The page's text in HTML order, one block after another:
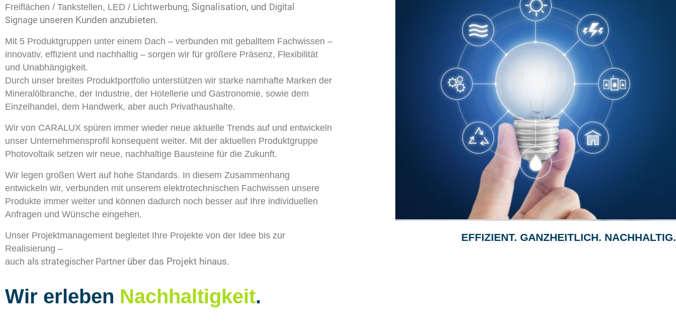
Freiflächen / Tankstellen, LED / Lichtwerbung, Signalisation, und Digital
Signage unseren Kunden anzubieten.
Mit 5 Produktgruppen unter einem Dach – verbunden mit geballtem Fachwissen –
innovativ, effizient und nachhaltig – sorgen wir für größere Präsenz, Flexibilität
und Unabhängigkeit.
Durch unser breites Produktportfolio unterstützen wir starke namhafte Marken der
Mineralölbranche, der Industrie, der Hotellerie und Gastronomie, sowie dem
Einzelhandel, dem Handwerk, aber auch Privathaushalte.
Wir von CARALUX spüren immer wieder neue aktuelle Trends auf und entwickeln
unser Unternehmensprofil konsequent weiter. Mit der aktuellen Produktgruppe
Photovoltaik setzen wir neue, nachhaltige Bausteine für die Zukunft.
Wir legen großen Wert auf hohe Standards. In diesem Zusammenhang
entwickeln wir, verbunden mit unserem elektrotechnischen Fachwissen unsere
Produkte immer weiter und können dadurch noch besser auf Ihre individuellen
Anfragen und Wünsche eingehen.
Unser Projektmanagement begleitet Ihre Projekte von der Idee bis zur
Realisierung –
auch als strategischer Partner über das Projekt hinaus.
Wir erleben Nachhaltigkeit.
EFFIZIENT. GANZHEITLICH. NACHHALTIG.